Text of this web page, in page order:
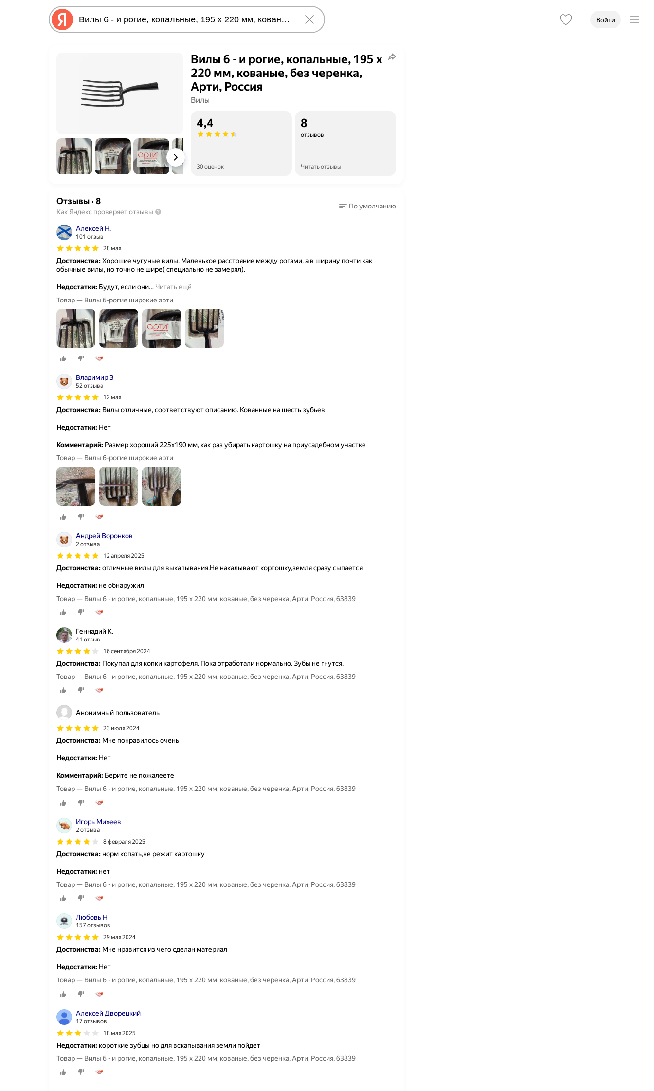
Войти
Вилы 6 - и рогие, копальные, 195 х
220 мм, кованые, без черенка,
Арти, Россия
Вилы
4,4
30 оценок
8
отзывов
Читать отзывы
Отзывы· 8
Как Яндекс проверяет отзывы
По умолчанию
Алексей Н.
101 отзыв
28 мая
Достоинства:Хорошие чугуные вилы. Маленькое расстояние между рогами, а в ширину почти как
обычные вилы, но точно не шире( специально не замерял).
Недостатки: Будут, если они… Читать ещё
Товар — Вилы 6-рогие широкие арти
Владимир З
52 отзыва
12 мая
Достоинства: Вилы отличные, соответствуют описанию. Кованные на шесть зубьев
Недостатки: Нет
Комментарий: Размер хороший 225х190 мм, как раз убирать картошку на приусадебном участке
Товар — Вилы 6-рогие широкие арти
Андрей Воронков
2 отзыва
12 апреля 2025
Достоинства:отличные вилы для выкапывания.Не накалывают кортошку,земля сразу сыпается
Недостатки: не обнаружил
Товар — Вилы 6 - и рогие, копальные, 195 х 220 мм, кованые, без черенка, Арти, Россия, 63839
Геннадий К.
41 отзыв
16 сентября 2024
Достоинства: Покупал для копки картофеля. Пока отработали нормально. Зубы не гнутся.
Товар — Вилы 6 - и рогие, копальные, 195 х 220 мм, кованые, без черенка, Арти, Россия, 63839
Анонимный пользователь
23 июля 2024
Достоинства: Мне понравилось очень
Недостатки: Нет
Комментарий: Берите не пожалеете
Товар — Вилы 6 - и рогие, копальные, 195 х 220 мм, кованые, без черенка, Арти, Россия, 63839
Игорь Михеев
2 отзыва
8 февраля 2025
Достоинства: норм копать,не режит картошку
Недостатки: нет
Товар — Вилы 6 - и рогие, копальные, 195 х 220 мм, кованые, без черенка, Арти, Россия, 63839
Любовь Н
157 отзывов
29 мая 2024
Достоинства: Мне нравится из чего сделан материал
Недостатки: Нет
Товар — Вилы 6 - и рогие, копальные, 195 х 220 мм, кованые, без черенка, Арти, Россия, 63839
Алексей Дворецкий
17 отзывов
18 мая 2025
Недостатки: короткие зубцы но для вскапывания земли пойдет
Товар — Вилы 6 - и рогие, копальные, 195 х 220 мм, кованые, без черенка, Арти, Россия, 63839